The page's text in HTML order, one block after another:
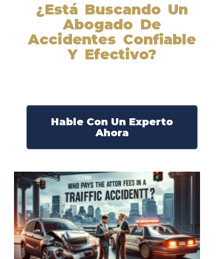
¿Está Buscando Un
Abogado De
Accidentes Confiable
Y Efectivo?
Hable Con Un Experto
Ahora